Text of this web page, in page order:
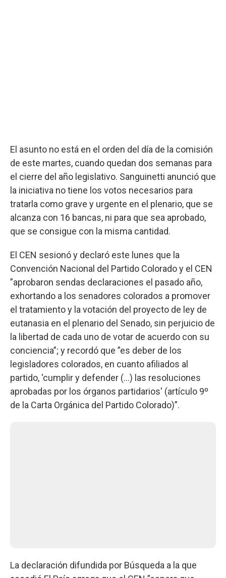
El asunto no está en el orden del día de la comisión
de este martes, cuando quedan dos semanas para
el cierre del año legislativo. Sanguinetti anunció que
la iniciativa no tiene los votos necesarios para
tratarla como grave y urgente en el plenario, que se
alcanza con 16 bancas, ni para que sea aprobado,
que se consigue con la misma cantidad.
El CEN sesionó y declaró este lunes que la
Convención Nacional del Partido Colorado y el CEN
”aprobaron sendas declaraciones el pasado año,
exhortando a los senadores colorados a promover
el tratamiento y la votación del proyecto de ley de
eutanasia en el plenario del Senado, sin perjuicio de
la libertad de cada uno de votar de acuerdo con su
conciencia”; y recordó que ”es deber de los
legisladores colorados, en cuanto afiliados al
partido, 'cumplir y defender (…) las resoluciones
aprobadas por los órganos partidarios' (artículo 9º
de la Carta Orgánica del Partido Colorado)”.
La declaración difundida por Búsqueda a la que